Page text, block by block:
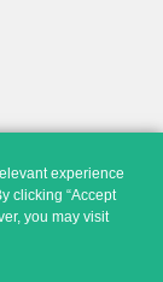
experience
clicking “Accept
you may visit